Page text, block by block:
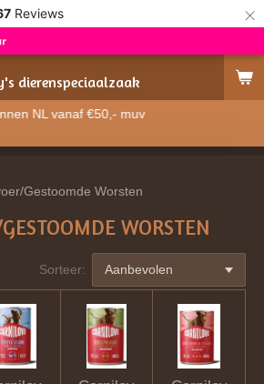
Reviews ×
dierenspeciaalzaak
NL vanaf €50,- muv
Gestoomde Worsten
WORSTEN
Sorteer: